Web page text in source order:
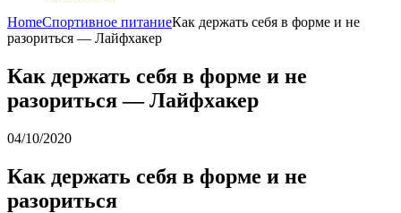
HomeСпортивное питаниеКак держать себя в форме и не
разориться — Лайфхакер
Как держать себя в форме и не
разориться — Лайфхакер
04/10/2020
Как держать себя в форме и не
разориться